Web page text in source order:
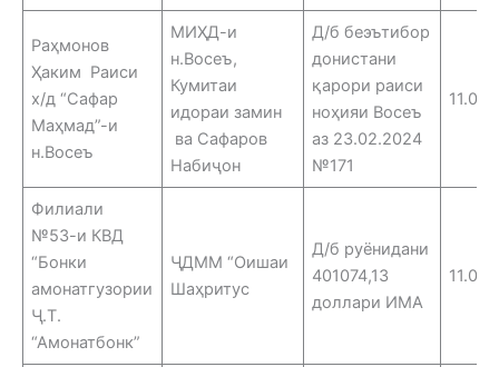
Раҳмонов
Ҳаким Раиси
х/д “Сафар
Маҳмад”-и
н.Восеъ
МИҲД-и
н.Восеъ,
Кумитаи
идораи замин
ва Сафаров
Набиҷон
Д/б беэътибор
донистани
қарори раиси
ноҳияи Восеъ
аз 23.02.2024
№171
Филиали
№53-и КВД
“Бонки
амонатгузории
Ҷ.Т.
“Амонатбонк”
ҶДММ “Оишаи
Шаҳритус
Д/б руёнидани
401074,13
доллари ИМА